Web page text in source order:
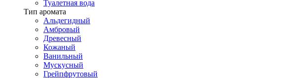
Туалетная вода
Тип аромата
Альдегидный
Амбровый
Древесный
Кожаный
Ванильный
Мускусный
Грейпфрутовый